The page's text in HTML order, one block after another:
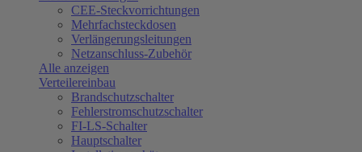
CEE-Steckvorrichtungen
Mehrfachsteckdosen
Verlängerungsleitungen
Netzanschluss-Zubehör
Alle anzeigen
Verteilereinbau
Brandschutzschalter
Fehlerstromschutzschalter
FI-LS-Schalter
Hauptschalter